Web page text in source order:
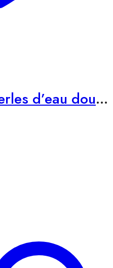
Collier Luna en perles d’eau douce